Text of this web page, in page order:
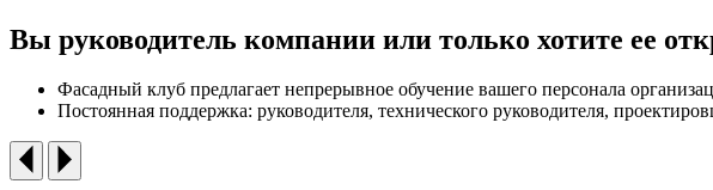
Вы руководитель компании или только хотите ее
Фасадный клуб предлагает непрерывное обучение вашего персонала
Постоянная поддержка: руководителя, технического руководителя,